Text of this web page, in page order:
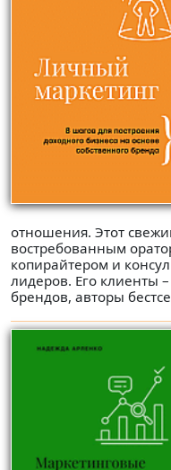
отношения. Этот
востребованным
копирайтером и
лидеров. Его клиенты
брендов, авторы